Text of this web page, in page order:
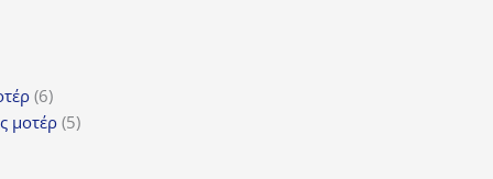
66
προϊόντα
μοτέρ 55